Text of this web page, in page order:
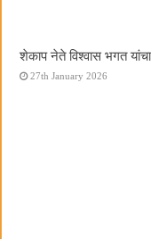
शेकाप नेते विश्वास भगत
27th January 2026